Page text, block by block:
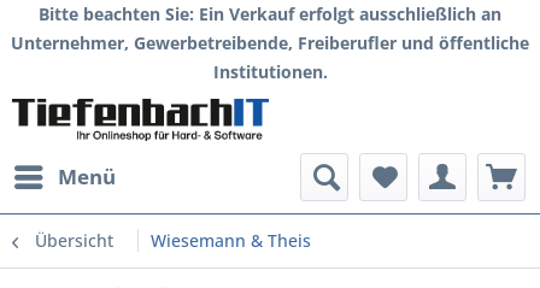
Bitte beachten Sie: Ein Verkauf erfolgt ausschließlich an
Unternehmer, Gewerbetreibende, Freiberufler und öffentliche
Institutionen.
Menü
Übersicht Wiesemann & Theis